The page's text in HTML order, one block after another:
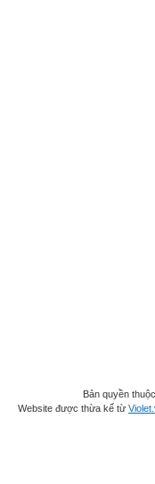
Bản quyền
Website được thừa kế từ